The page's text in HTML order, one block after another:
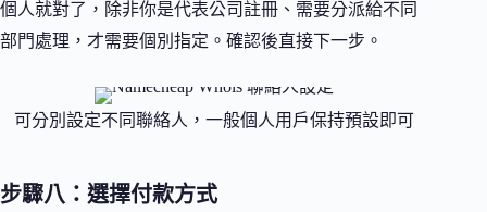
個人就對了，除非你是代表公司註冊、需要分派給不同
部門處理，才需要個別指定。確認後直接下一步。
可分別設定不同聯絡人，一般個人用戶保持預設即可
步驟八：選擇付款方式